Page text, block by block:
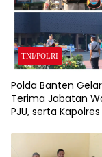
TNI/POLRI
Polda Banten
Terima Jabatan
PJU, serta